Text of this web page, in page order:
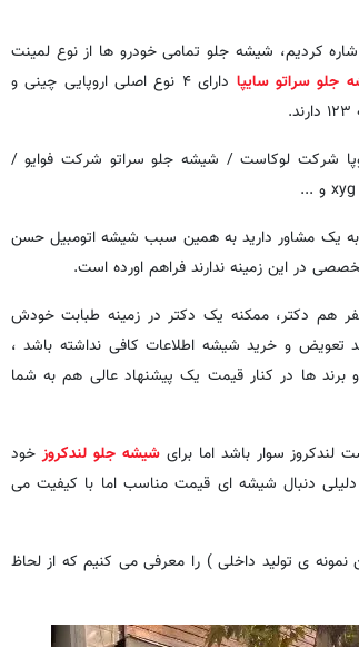
کردیم، شیشه جلو تمامی خودرو ها از نوع لمینت
جلو سراتو سایپا
دارای ۴ نوع اصلی اروپایی چینی و
شرکت لوکاست / شیشه جلو سراتو شرکت فوایو /
به یک مشاور دارید به همین سبب شیشه اتومبیل حسن
در این زمینه ندارند فراهم اورده است.
هم دکتر، ممکنه یک دکتر در زمینه طبابت خودش
تعویض و خرید شیشه اطلاعات کافی نداشته باشد ،
ها در کنار قیمت یک پیشنهاد عالی هم به شما
سوار باشد اما برایشیشه جلو لندکروزخود
دلیلی دنبال شیشه ای قیمت مناسب اما با کیفیت می
ی تولید داخلی ) را معرفی می کنیم که از لحاظ